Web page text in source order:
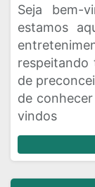
Seja bem-
estamos
respeitando
de
de
vindos